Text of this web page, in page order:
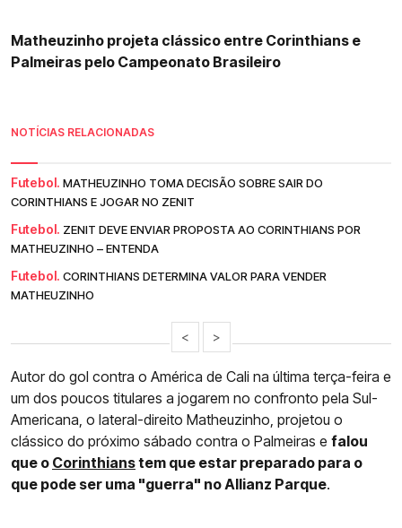
Matheuzinho projeta clássico entre Corinthians e
Palmeiras pelo Campeonato Brasileiro
NOTÍCIAS RELACIONADAS
Futebol. MATHEUZINHO TOMA DECISÃO SOBRE SAIR DO
CORINTHIANS E JOGAR NO ZENIT
Futebol. ZENIT DEVE ENVIAR PROPOSTA AO CORINTHIANS POR
MATHEUZINHO – ENTENDA
Futebol. CORINTHIANS DETERMINA VALOR PARA VENDER
MATHEUZINHO
< >
Autor do gol contra o América de Cali na última terça-feira e
um dos poucos titulares a jogarem no confronto pela Sul-
Americana, o lateral-direito Matheuzinho, projetou o
clássico do próximo sábado contra o Palmeiras e falou
que o Corinthianstem que estar preparado para o
que pode ser uma "guerra" no Allianz Parque.